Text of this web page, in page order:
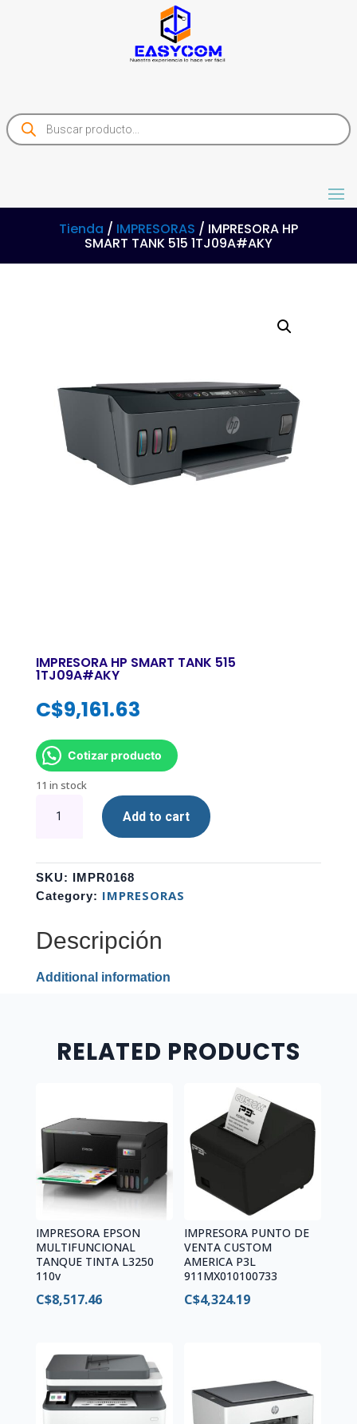
Products
search
Tienda / IMPRESORAS / IMPRESORA HP
SMART TANK 515 1TJ09A#AKY
IMPRESORA HP SMART TANK 515
1TJ09A#AKY
C$9,161.63
Cotizar producto
11 in stock
515
1TJ09A#AKY
Add to cart
SKU: IMPR0168
Category: IMPRESORAS
Descripción
Additional information
RELATED PRODUCTS
IMPRESORA EPSON
MULTIFUNCIONAL
TANQUE TINTA L3250
110v
C$8,517.46
IMPRESORA PUNTO DE
VENTA CUSTOM
AMERICA P3L
911MX010100733
C$4,324.19